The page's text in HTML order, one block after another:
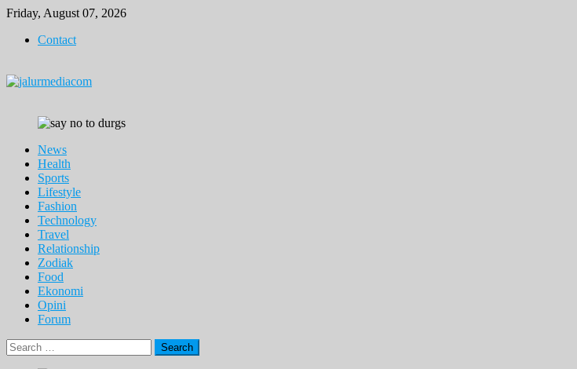
Skip
content
Friday, August 07, 2026
Contact
News
Health
Sports
Lifestyle
Fashion
Technology
Travel
Relationship
Zodiak
Food
Ekonomi
Opini
Forum
Search
for: